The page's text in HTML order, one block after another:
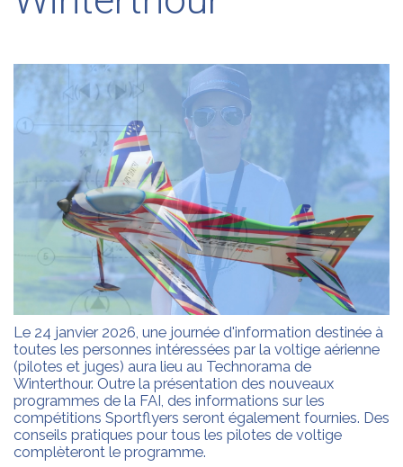
Le 24 janvier 2026, une journée d'information destinée à
toutes les personnes intéressées par la voltige aérienne
(pilotes et juges) aura lieu au Technorama de
Winterthour. Outre la présentation des nouveaux
programmes de la FAI, des informations sur les
compétitions Sportflyers seront également fournies. Des
conseils pratiques pour tous les pilotes de voltige
complèteront le programme.